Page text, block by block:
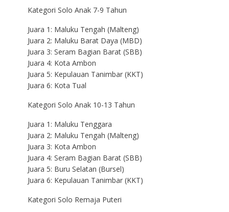
Kategori Solo Anak 7-9 Tahun
Juara 1: Maluku Tengah (Malteng)
Juara 2: Maluku Barat Daya (MBD)
Juara 3: Seram Bagian Barat (SBB)
Juara 4: Kota Ambon
Juara 5: Kepulauan Tanimbar (KKT)
Juara 6: Kota Tual
Kategori Solo Anak 10-13 Tahun
Juara 1: Maluku Tenggara
Juara 2: Maluku Tengah (Malteng)
Juara 3: Kota Ambon
Juara 4: Seram Bagian Barat (SBB)
Juara 5: Buru Selatan (Bursel)
Juara 6: Kepulauan Tanimbar (KKT)
Kategori Solo Remaja Puteri